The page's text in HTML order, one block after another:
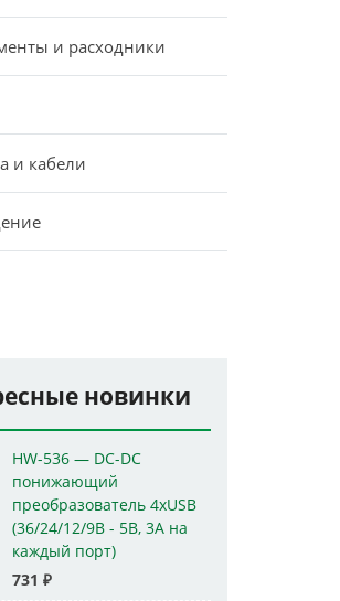
и расходники
и кабели
новинки
HW-536 — DC-DC
понижающий
преобразователь 4xUSB
(36/24/12/9В - 5В, 3А на
каждый порт)
731 ₽